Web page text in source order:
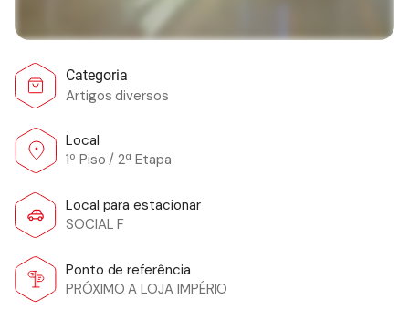
Categoria
Artigos diversos
Local
1º Piso / 2ª Etapa
Local para estacionar
SOCIAL F
Ponto de referência
PRÓXIMO A LOJA IMPÉRIO